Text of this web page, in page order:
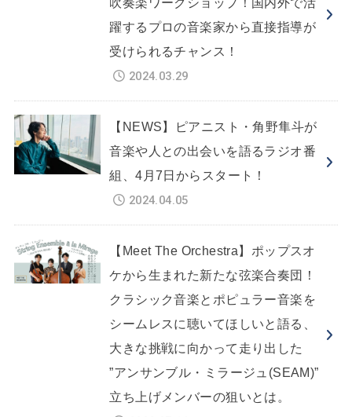
躍するプロの音楽家から直接指導が
受けられるチャンス！
2024.03.29
【NEWS】ピアニスト・角野隼斗が
音楽や人との出会いを語るラジオ番
組、4月7日からスタート！
2024.04.05
【Meet The Orchestra】ポップスオ
ケから生まれた新たな弦楽合奏団！
クラシック音楽とポピュラー音楽を
シームレスに聴いてほしいと語る、
大きな挑戦に向かって走り出した
”アンサンブル・ミラージュ(SEAM)”
立ち上げメンバーの狙いとは。